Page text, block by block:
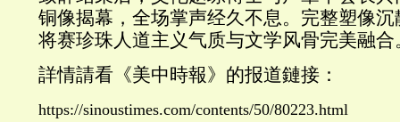
铜像揭幕，全场掌声经久不息。完整塑像
将赛珍珠人道主义气质与文学风骨完美融合
詳情請看《美中時報》的报道鏈接：
https://sinoustimes.com/contents/50/80223.html